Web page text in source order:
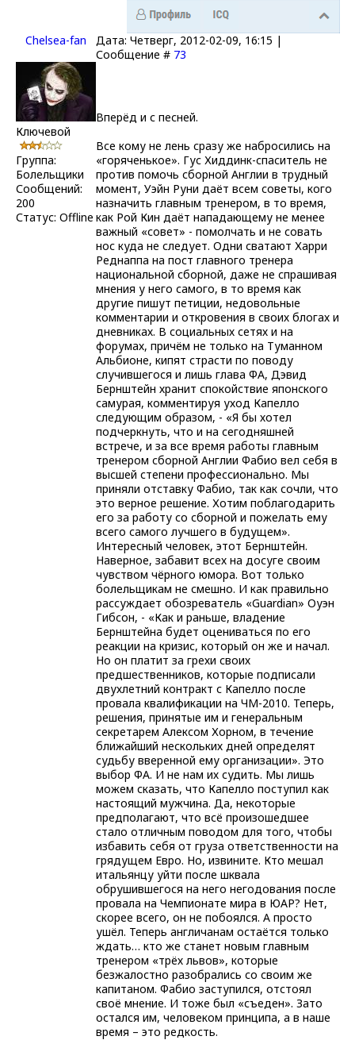
Chelsea-fаn
Дата: Четверг, 2012-02-09, 16:15 |
Сообщение # 73
Ключевой
Группа:
Болельщики
Сообщений:
200
Статус: Offline
Вперёд и с песней.
Все кому не лень сразу же набросились на
«горяченькое». Гус Хиддинк-спаситель не
против помочь сборной Англии в трудный
момент, Уэйн Руни даёт всем советы, кого
назначить главным тренером, в то время,
как Рой Кин даёт нападающему не менее
важный «совет» - помолчать и не совать
нос куда не следует. Одни сватают Харри
Реднаппа на пост главного тренера
национальной сборной, даже не спрашивая
мнения у него самого, в то время как
другие пишут петиции, недовольные
комментарии и откровения в своих блогах и
дневниках. В социальных сетях и на
форумах, причём не только на Туманном
Альбионе, кипят страсти по поводу
случившегося и лишь глава ФА, Дэвид
Бернштейн хранит спокойствие японского
самурая, комментируя уход Капелло
следующим образом, - «Я бы хотел
подчеркнуть, что и на сегодняшней
встрече, и за все время работы главным
тренером сборной Англии Фабио вел себя в
высшей степени профессионально. Мы
приняли отставку Фабио, так как сочли, что
это верное решение. Хотим поблагодарить
его за работу со сборной и пожелать ему
всего самого лучшего в будущем».
Интересный человек, этот Бернштейн.
Наверное, забавит всех на досуге своим
чувством чёрного юмора. Вот только
болельщикам не смешно. И как правильно
рассуждает обозреватель «Guardian» Оуэн
Гибсон, - «Как и раньше, владение
Бернштейна будет оцениваться по его
реакции на кризис, который он же и начал.
Но он платит за грехи своих
предшественников, которые подписали
двухлетний контракт с Капелло после
провала квалификации на ЧМ-2010. Теперь,
решения, принятые им и генеральным
секретарем Алексом Хорном, в течение
ближайший нескольких дней определят
судьбу вверенной ему организации». Это
выбор ФА. И не нам их судить. Мы лишь
можем сказать, что Капелло поступил как
настоящий мужчина. Да, некоторые
предполагают, что всё произошедшее
стало отличным поводом для того, чтобы
избавить себя от груза ответственности на
грядущем Евро. Но, извините. Кто мешал
итальянцу уйти после шквала
обрушившегося на него негодования после
провала на Чемпионате мира в ЮАР? Нет,
скорее всего, он не побоялся. А просто
ушёл. Теперь англичанам остаётся только
ждать… кто же станет новым главным
тренером «трёх львов», которые
безжалостно разобрались со своим же
капитаном. Фабио заступился, отстоял
своё мнение. И тоже был «съеден». Зато
остался им, человеком принципа, а в наше
время – это редкость.